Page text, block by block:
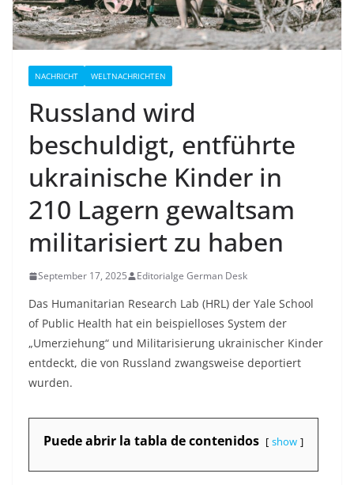
NACHRICHT WELTNACHRICHTEN
Russland wird
beschuldigt, entführte
ukrainische Kinder in
210 Lagern gewaltsam
militarisiert zu haben
September 17, 2025 Editorialge German Desk
Das Humanitarian Research Lab (HRL) der Yale School
of Public Health hat ein beispielloses System der
„Umerziehung“ und Militarisierung ukrainischer Kinder
entdeckt, die von Russland zwangsweise deportiert
wurden.
Puede abrir la tabla de contenidos show